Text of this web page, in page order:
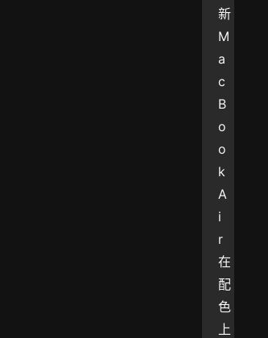
新
M
a
c
B
o
o
k
A
i
r
在
配
色
上